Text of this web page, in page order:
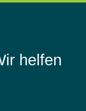
helfen